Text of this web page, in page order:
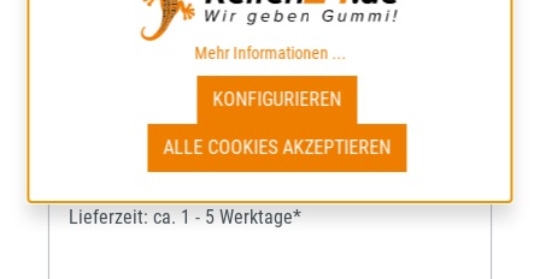
N-BLUE HD PLUS
175/65R14 82T BSW
C C
Mehr Informationen zum
Lieferzeit: ca. 1 - 5 Werktage*
Mehr Informationen ...
KONFIGURIEREN
ALLE COOKIES AKZEPTIEREN